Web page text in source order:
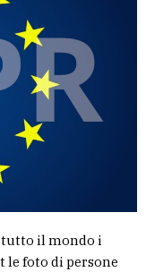
il mondo i
le foto di persone